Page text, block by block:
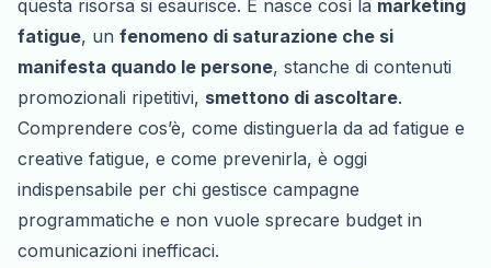
questa risorsa si esaurisce. E nasce così la marketing
fatigue, un fenomeno di saturazione che si
manifesta quando le persone, stanche di contenuti
promozionali ripetitivi, smettono di ascoltare.
Comprendere cos’è, come distinguerla da ad fatigue e
creative fatigue, e come prevenirla, è oggi
indispensabile per chi gestisce campagne
programmatiche e non vuole sprecare budget in
comunicazioni inefficaci.